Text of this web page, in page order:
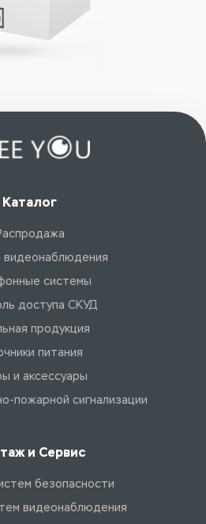
Каталог
системы
доступа СКУД
продукция
питания
и аксессуары
пожарной сигнализации
и Сервис
безопасности
видеонаблюдения